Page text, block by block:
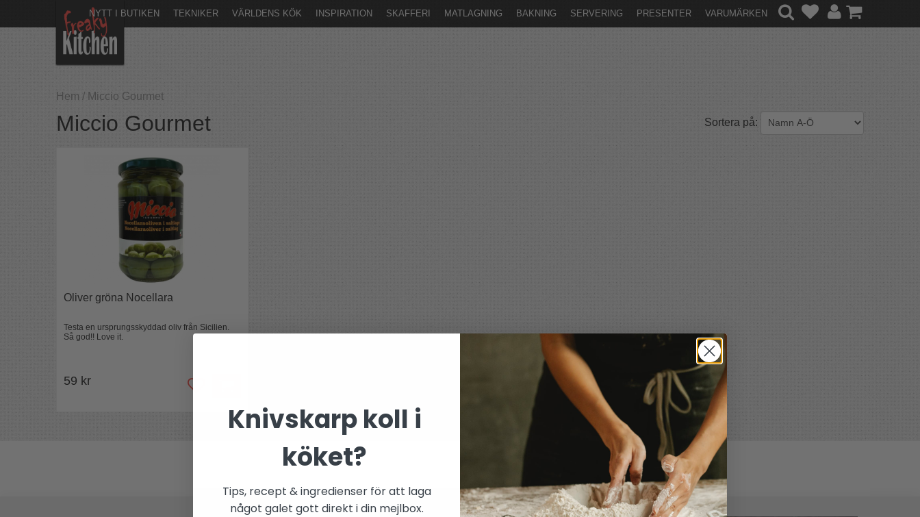
NYTT I BUTIKEN TEKNIKER VÄRLDENS KÖK INSPIRATION SKAFFERI MATLAGNING BAKNING SERVERING PRESENTER VARUMÄRKEN
Hem / Miccio Gourmet
Miccio Gourmet Sortera på:
Oliver gröna Nocellara
Testa en ursprungsskyddad oliv från Sicilien.
Så god!! Love it.
59 kr
Knivskarp koll i
köket?
Tips, recept & ingredienser för att laga
något galet gott direkt i din mejlbox.